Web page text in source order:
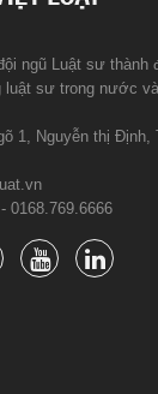
ngũ Luật sư thành
luật sư trong nước
1, Nguyễn thị Định,
0168.769.6666